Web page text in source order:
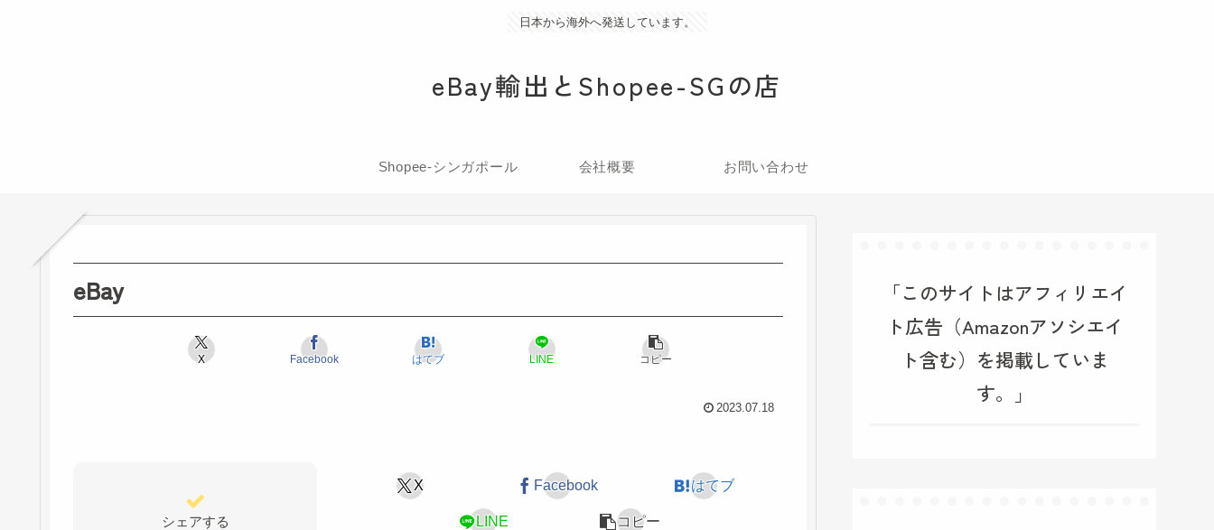
日本から海外へ発送しています。
eBay輸出とShopee-SGの店
Shopee-シンガポール 会社概要 お問い合わせ
eBay
X Facebook はてブ LINE コピー
2023.07.18
シェアする
X Facebook はてブ
LINE コピー
「このサイトはアフィリエイ
ト広告（Amazonアソシエイ
ト含む）を掲載していま
す。」